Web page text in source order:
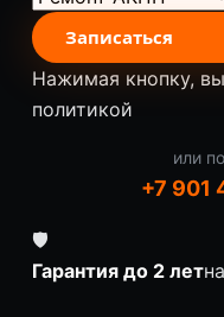
Записаться
Нажимая кнопку,
политикой
или
+7 901
🛡
Гарантия до 2 лет